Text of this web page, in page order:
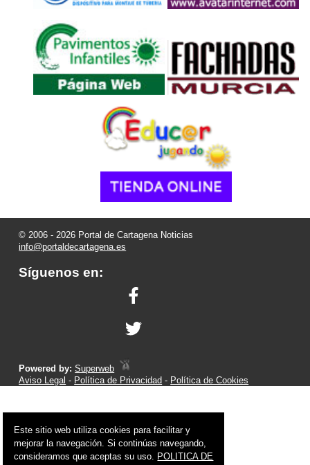
© 2006 - 2026 Portal de Cartagena Noticias
info@portaldecartagena.es
Síguenos en:
Powered by:Superweb
Aviso Legal - Política de Privacidad - Política de Cookies
Este sitio web utiliza cookies para facilitar y
mejorar la navegación. Si continúas navegando,
consideramos que aceptas su uso. POLITICA DE